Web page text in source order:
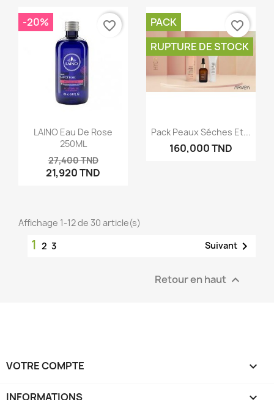
LAINO Eau De Rose
250ML
27,400 TND
21,920 TND
-20% favorite_border
Pack Peaux Séches Et...
160,000 TND
PACK
RUPTURE DE STOCK
favorite_border
Affichage 1-12 de 30 article(s)
1 2 3 Suivant 
Retour en haut 
VOTRE COMPTE 
INFORMATIONS